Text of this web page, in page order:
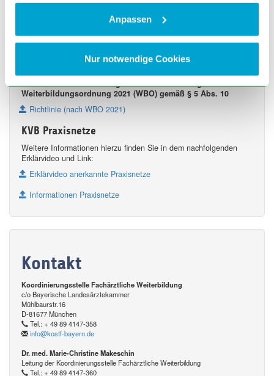
Anpassen
Nur notwendige Cookies
Wichtige Informationen zur
Weiterbildungsbefugnis:
Übergangsregelung zur Erteilung von
Weiterbildungsbefugnissen
Informationen zu Ihrer Befugnis
Richtlinien über die Befugnis zur Weiterbildung nach
Weiterbildungsordnung 2021 (WBO) gemäß § 5 Abs. 10
Richtlinie (nach WBO 2021)
KVB Praxisnetze
Weitere Informationen hierzu finden Sie in dem nachfolgenden
Erklärvideo und Link:
Erklärvideo anerkannte Praxisnetze
Informationen Praxisnetze
Kontakt
Koordinierungsstelle Fachärztliche Weiterbildung
c/o Bayerische Landesärztekammer
Mühlbaurstr.16
D-81677 München
Tel.: + 49 89 4147-358
info@kostf-bayern.de
Dr. med. Marie-Christine Makeschin
Leitung der Koordinierungsstelle Fachärztliche Weiterbildung
Tel.: + 49 89 4147-360